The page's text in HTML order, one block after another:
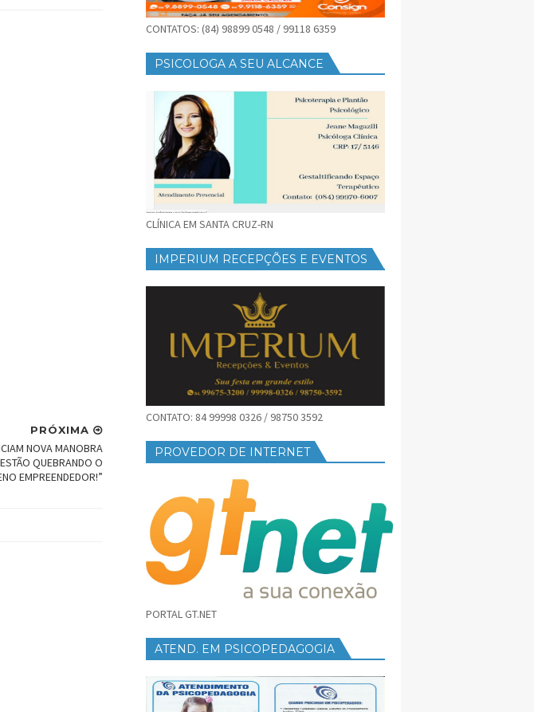
PRÓXIMA
NOVA MANOBRA
QUEBRANDO O
EMPREENDEDOR!”
CONTATOS: (84) 98899 0548 / 99118 6359
PSICOLOGA A SEU ALCANCE
CLÍNICA EM SANTA CRUZ-RN
IMPERIUM RECEPÇÕES E EVENTOS
CONTATO: 84 99998 0326 / 98750 3592
PROVEDOR DE INTERNET
PORTAL GT.NET
ATEND. EM PSICOPEDAGOGIA